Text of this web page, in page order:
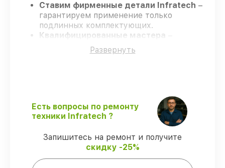
Ставим фирменные детали Infratech –
гарантируем применение только
подлинных комплектующих.
Квалифицированные мастера
проходят жёсткий контроль знаний и
навыков, что гарантирует качество
оптического прицела Infratech IT–406D
без задержек.
Поддержка после ремонта – все
ремонтные услуги и комплектующие
защищены гарантийной поддержкой до
Развернуть
Есть вопросы по ремонту
техники Infratech ?
Запишитесь на ремонт и получите
скидку -25%